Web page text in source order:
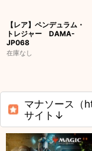
【レア】ペンデュラム・
トレジャー DAMA-
JP068
在庫なし
マナソース
サイト↓